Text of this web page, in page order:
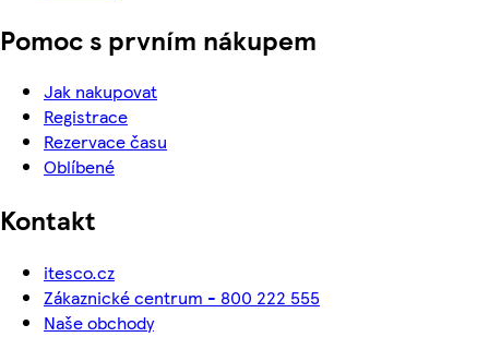
Pomoc s prvním nákupem
Jak nakupovat
Registrace
Rezervace času
Oblíbené
Kontakt
itesco.cz
Zákaznické centrum - 800 222 555
Naše obchody